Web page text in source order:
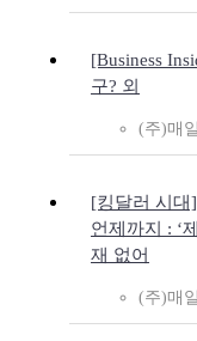
[Business
구? 외
(주)매
[킹달러 시대
언제까지 : ‘
재 없어
(주)매